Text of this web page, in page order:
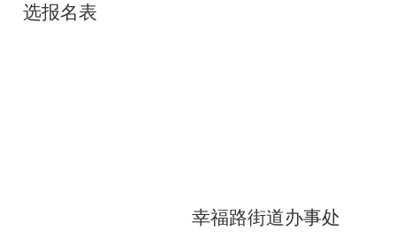
选报名表
幸福路街道办事处